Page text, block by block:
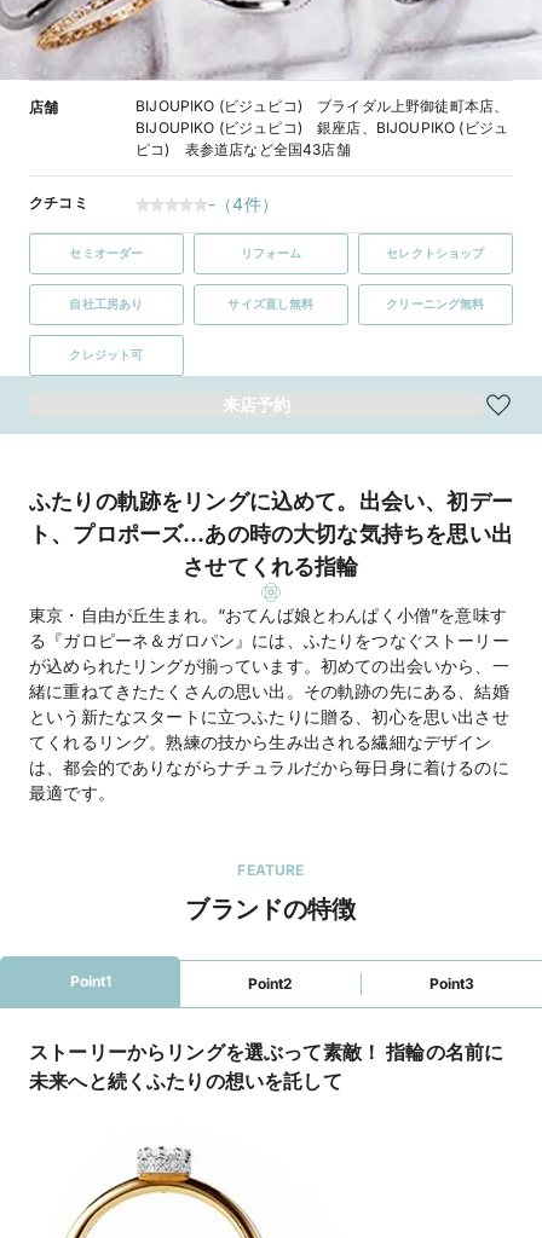
店舗
BIJOUPIKO (ビジュピコ) ブライダル上野御徒町本店、
BIJOUPIKO (ビジュピコ) 銀座店、BIJOUPIKO (ビジュ
ピコ) 表参道店など全国43店舗
クチコミ - （4件）
セミオーダー リフォーム セレクトショップ
自社工房あり サイズ直し無料 クリーニング無料
クレジット可
来店予約
ふたりの軌跡をリングに込めて。出会い、初デー
ト、プロポーズ…あの時の大切な気持ちを思い出
させてくれる指輪
東京・自由が丘生まれ。“おてんば娘とわんぱく小僧”を意味す
る『ガロピーネ＆ガロパン』には、ふたりをつなぐストーリー
が込められたリングが揃っています。初めての出会いから、一
緒に重ねてきたたくさんの思い出。その軌跡の先にある、結婚
という新たなスタートに立つふたりに贈る、初心を思い出させ
てくれるリング。熟練の技から生み出される繊細なデザイン
は、都会的でありながらナチュラルだから毎日身に着けるのに
最適です。
FEATURE
ブランドの特徴
Point1 Point2 Point3
ストーリーからリングを選ぶって素敵！ 指輪の名前に
未来へと続くふたりの想いを託して